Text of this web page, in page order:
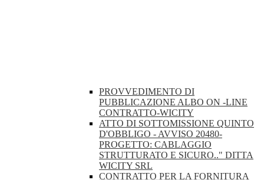
PROVVEDIMENTO DI
PUBBLICAZIONE ALBO ON -LINE
CONTRATTO-WICITY
ATTO DI SOTTOMISSIONE QUINTO
D'OBBLIGO - AVVISO 20480-
PROGETTO: CABLAGGIO
STRUTTURATO E SICURO.." DITTA
WICITY SRL
CONTRATTO PER LA FORNITURA